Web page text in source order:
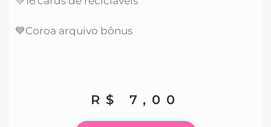
💙Coroa arquivo bônus
R$ 7,00